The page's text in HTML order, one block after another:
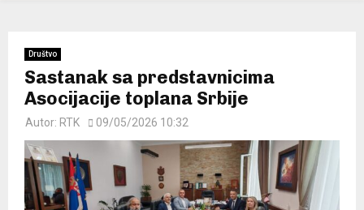
Društvo
Sastanak sa predstavnicima
Asocijacije toplana Srbije
Autor: RTK 09/05/2026 10:32